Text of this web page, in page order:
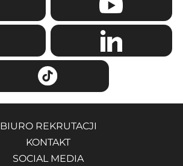
BIURO REKRUTACJI
KONTAKT
SOCIAL MEDIA